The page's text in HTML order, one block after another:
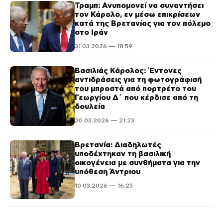
Τραμπ: Ανυπομονεί να συναντήσει
τον Κάρολο, εν μέσω επικρίσεων
κατά της Βρετανίας για τον πόλεμο
στο Ιράν
31.03.2026 — 18:59
Βασιλιάς Κάρολος: Έντονες
αντιδράσεις για τη φωτογράφισή
του μπροστά από πορτρέτο του
Γεωργίου Δ΄ που κέρδισε από τη
δουλεία
20.03.2026 — 21:23
Βρετανία: Διαδηλωτές
υποδέχτηκαν τη βασιλική
οικογένεια με συνθήματα για την
υπόθεση Άντριου
10.03.2026 — 16:25